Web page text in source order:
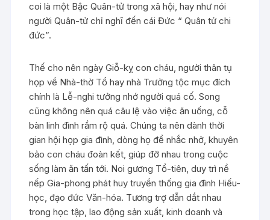
coi là một Bậc Quân-tử trong xã hội, hay như nói
người Quân-tử chỉ nghĩ đến cái Đức “ Quân tử chi
đức”.
Thế cho nên ngày Giỗ-kỵ con cháu, người thân tụ
họp về Nhà-thờ Tổ hay nhà Trưởng tộc mục đích
chính là Lễ-nghi tưởng nhớ người quá cố. Song
cũng không nên quá câu lệ vào việc ăn uống, cỗ
bàn linh đình rầm rộ quá. Chúng ta nên dành thời
gian hội họp gia đình, dòng họ để nhắc nhở, khuyên
bảo con cháu đoàn kết, giúp đỡ nhau trong cuộc
sống làm ăn tấn tới. Noi gương Tổ-tiên, duy trì nề
nếp Gia-phong phát huy truyền thống gia đình Hiếu-
học, đạo đức Văn-hóa. Tương trợ dẫn dắt nhau
trong học tập, lao động sản xuất, kinh doanh và